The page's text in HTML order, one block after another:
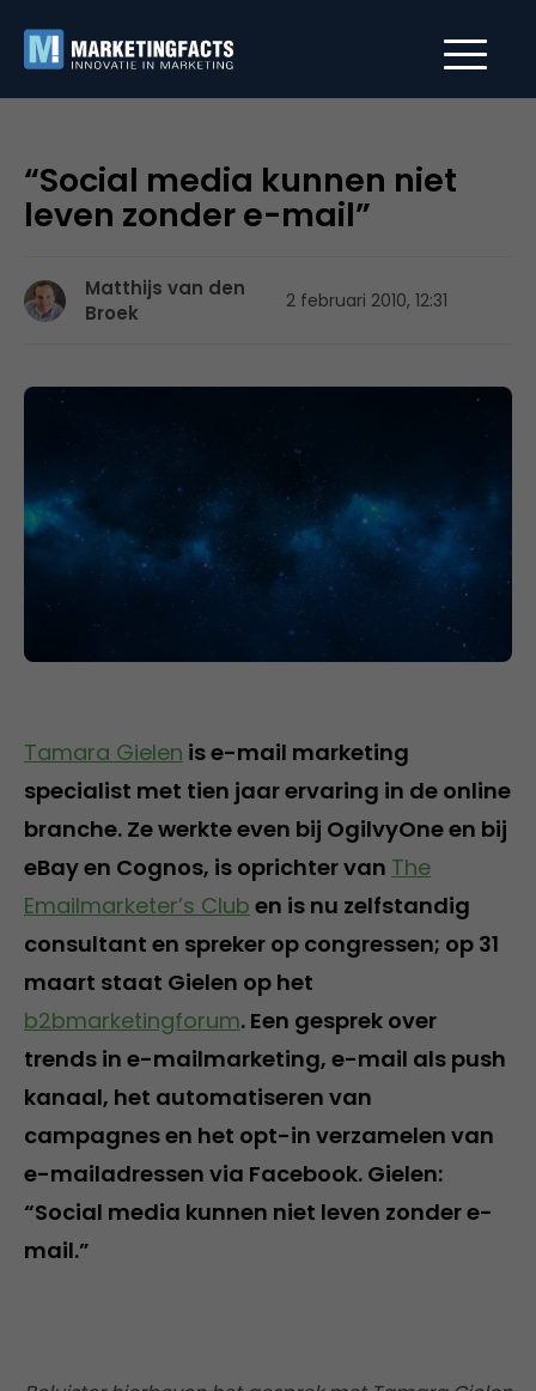
“Social media kunnen niet
leven zonder e-mail”
Matthijs van den
Broek
2 februari 2010, 12:31
Tamara Gielen is e-mail marketing
specialist met tien jaar ervaring in de online
branche. Ze werkte even bij OgilvyOne en bij
eBay en Cognos, is oprichter van The
Emailmarketer’s Club en is nu zelfstandig
consultant en spreker op congressen; op 31
maart staat Gielen op het
b2bmarketingforum. Een gesprek over
trends in e-mailmarketing, e-mail als push
kanaal, het automatiseren van
campagnes en het opt-in verzamelen van
e-mailadressen via Facebook. Gielen:
“Social media kunnen niet leven zonder e-
mail.”